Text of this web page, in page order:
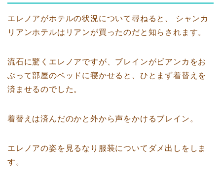
エレノアがホテルの状況について尋ねると、 シャンカ
リアンホテルはリアンが買ったのだと知らされます。
流石に驚くエレノアですが、ブレインがビアンカをお
ぶって部屋のベッドに寝かせると、ひとまず着替えを
済ませるのでした。
着替えは済んだのかと外から声をかけるブレイン。
エレノアの姿を見るなり服装についてダメ出しをしま
す。